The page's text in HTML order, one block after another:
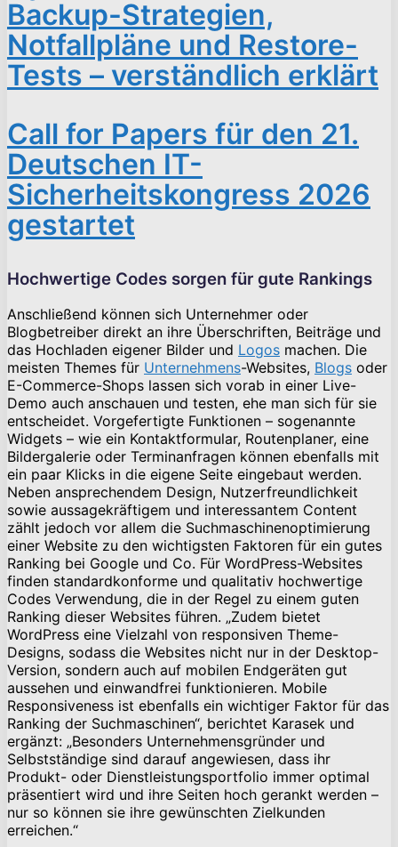
Backup-Strategien,
Notfallpläne und Restore-
Tests – verständlich erklärt
Call for Papers für den 21.
Deutschen IT-
Sicherheitskongress 2026
gestartet
Hochwertige Codes sorgen für gute Rankings
Anschließend können sich Unternehmer oder
Blogbetreiber direkt an ihre Überschriften, Beiträge und
das Hochladen eigener Bilder und Logos machen. Die
meisten Themes für Unternehmens-Websites, Blogs oder
E-Commerce-Shops lassen sich vorab in einer Live-
Demo auch anschauen und testen, ehe man sich für sie
entscheidet. Vorgefertigte Funktionen – sogenannte
Widgets – wie ein Kontaktformular, Routenplaner, eine
Bildergalerie oder Terminanfragen können ebenfalls mit
ein paar Klicks in die eigene Seite eingebaut werden.
Neben ansprechendem Design, Nutzerfreundlichkeit
sowie aussagekräftigem und interessantem Content
zählt jedoch vor allem die Suchmaschinenoptimierung
einer Website zu den wichtigsten Faktoren für ein gutes
Ranking bei Google und Co. Für WordPress-Websites
finden standardkonforme und qualitativ hochwertige
Codes Verwendung, die in der Regel zu einem guten
Ranking dieser Websites führen. „Zudem bietet
WordPress eine Vielzahl von responsiven Theme-
Designs, sodass die Websites nicht nur in der Desktop-
Version, sondern auch auf mobilen Endgeräten gut
aussehen und einwandfrei funktionieren. Mobile
Responsiveness ist ebenfalls ein wichtiger Faktor für das
Ranking der Suchmaschinen“, berichtet Karasek und
ergänzt: „Besonders Unternehmensgründer und
Selbstständige sind darauf angewiesen, dass ihr
Produkt- oder Dienstleistungsportfolio immer optimal
präsentiert wird und ihre Seiten hoch gerankt werden –
nur so können sie ihre gewünschten Zielkunden
erreichen.“